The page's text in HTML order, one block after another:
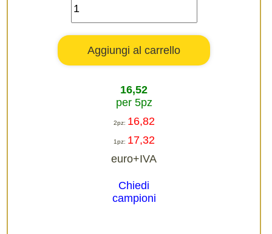
16,52
per 5pz
2pz: 16,82
1pz: 17,32
euro+IVA
Chiedi
campioni